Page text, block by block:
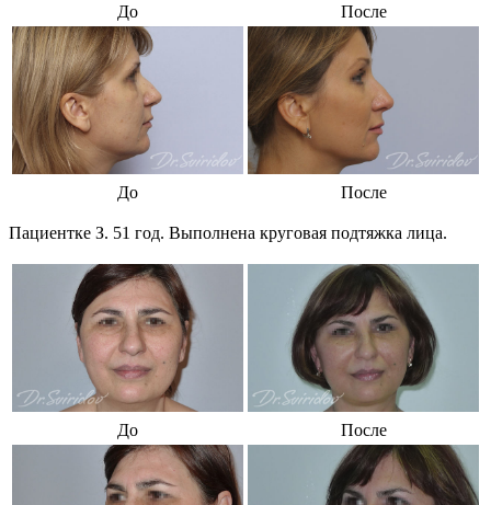
До После
До После
Пациентке З. 51 год. Выполнена круговая подтяжка лица.
До После